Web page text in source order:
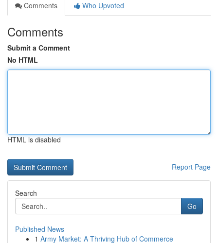
Comments
Who Upvoted
Comments
Submit a Comment
No HTML
HTML is disabled
Report Page
Search
Go
Published News
1 Army Market: A Thriving Hub of Commerce